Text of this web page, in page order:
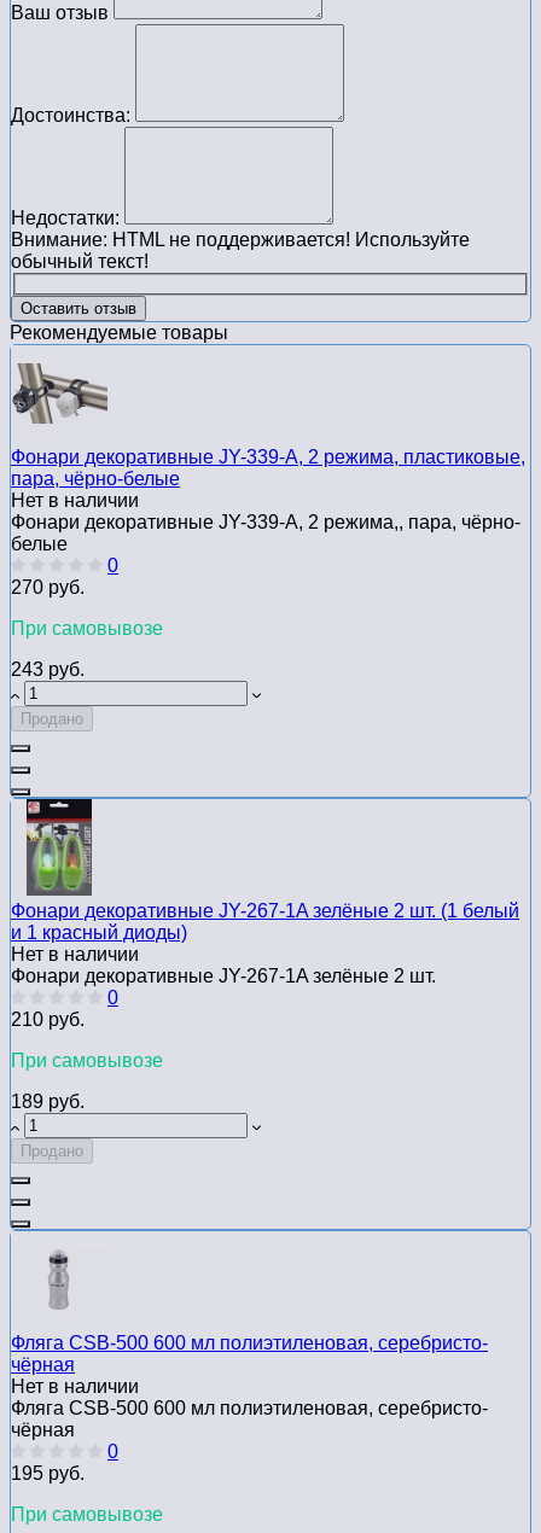
Ваш отзыв
Достоинства:
Недостатки:
Внимание: HTML не поддерживается! Используйте
обычный текст!
Оставить отзыв
Рекомендуемые товары
Фонари декоративные JY-339-A, 2 режима, пластиковые,
пара, чёрно-белые
Нет в наличии
Фонари декоративные JY-339-A, 2 режима,, пара, чёрно-
белые
0
270 руб.
При самовывозе
243 руб.
Продано
Фонари декоративные JY-267-1A зелёные 2 шт. (1 белый
и 1 красный диоды)
Нет в наличии
Фонари декоративные JY-267-1A зелёные 2 шт.
0
210 руб.
При самовывозе
189 руб.
Продано
Фляга CSB-500 600 мл полиэтиленовая, серебристо-
чёрная
Нет в наличии
Фляга CSB-500 600 мл полиэтиленовая, серебристо-
чёрная
0
195 руб.
При самовывозе